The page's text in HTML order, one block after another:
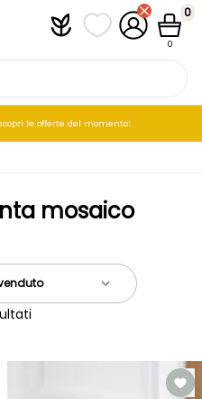
PlantfitI miei elenchi di
Il mio
0
0
scopri le offerte del momento!
mosaico